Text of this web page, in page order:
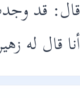
قال: قد
أنا قال له